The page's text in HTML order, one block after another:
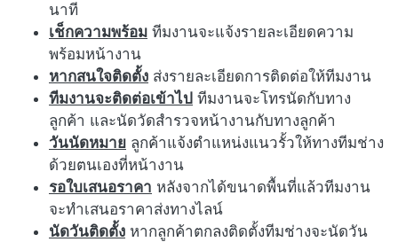
นาที
เช็กความพร้อม ทีมงานจะแจ้งรายละเอียดความ
พร้อมหน้างาน
หากสนใจติดตั้ง ส่งรายละเอียดการติดต่อให้ทีมงาน
ทีมงานจะติดต่อเข้าไป ทีมงานจะโทรนัดกับทาง
ลูกค้า และนัดวัดสำรวจหน้างานกับทางลูกค้า
วันนัดหมาย ลูกค้าแจ้งตำแหน่งแนวรั้วให้ทางทีมช่าง
ด้วยตนเองที่หน้างาน
รอใบเสนอราคา หลังจากได้ขนาดพื้นที่แล้วทีมงาน
จะทำเสนอราคาส่งทางไลน์
นัดวันติดตั้ง หากลูกค้าตกลงติดตั้งทีมช่างจะนัดวัน